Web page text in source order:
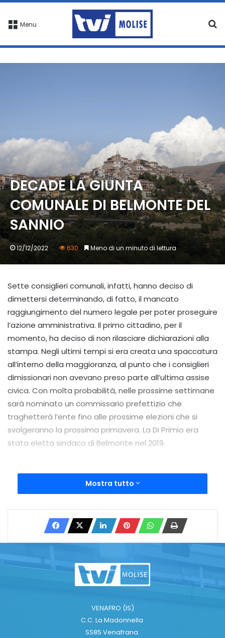
Menu
DECADE LA GIUNTA
COMUNALE DI BELMONTE DEL
SANNIO
12/12/2022 630 Meno di un minuto di lettura
Sette consiglieri comunali, infatti, hanno deciso di
dimettersi determinando, di fatto, il mancato
raggiungimento del numero legale per poter proseguire
l’azione amministrativa. Il primo cittadino, per il
momento, ha deciso di non rilasciare dichiarazioni alla
stampa. Negli ultimi tempi si era creata una spaccatura
all’interno della maggioranza, al punto che i consiglieri
dimissionari non avevano preso parte all’ultima assise
civica. Con molta probabilità, nelle prossime settimane
sarà nominato un commissario prefettizio che
traghetterà l’ente fino alle prossime elezioni che si
svolgeranno la prossima primavera. La Di Primio era
stata eletta sindaco di Belmonte nel 2019.
ANITA DI PRIMIO
BELMONTE DEL SANNIO
SINDACO BELMONTE
Copy URL
Mostra tutto
VENAFRO (IS)
C.C. La Madonnella
SS85 Venafrana.